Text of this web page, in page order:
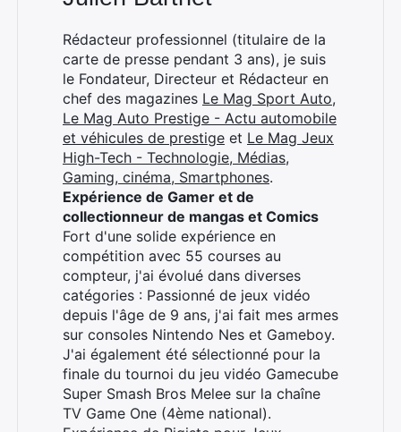
Rédacteur professionnel (titulaire de la
carte de presse pendant 3 ans), je suis
le Fondateur, Directeur et Rédacteur en
chef des magazines Le Mag Sport Auto,
Le Mag Auto Prestige - Actu automobile
et véhicules de prestige et Le Mag Jeux
High-Tech - Technologie, Médias,
Gaming, cinéma, Smartphones.
Expérience de Gamer et de
collectionneur de mangas et Comics
Fort d'une solide expérience en
compétition avec 55 courses au
compteur, j'ai évolué dans diverses
catégories : Passionné de jeux vidéo
depuis l'âge de 9 ans, j'ai fait mes armes
sur consoles Nintendo Nes et Gameboy.
J'ai également été sélectionné pour la
finale du tournoi du jeu vidéo Gamecube
Super Smash Bros Melee sur la chaîne
TV Game One (4ème national).
Rechercher